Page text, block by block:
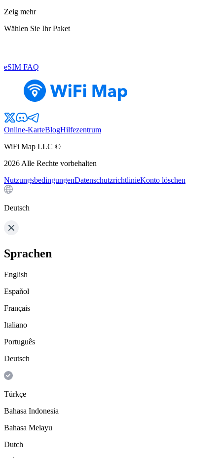
Zeig mehr
Wählen Sie Ihr Paket
eSIM FAQ
Online-KarteBlogHilfezentrum
WiFi Map LLC ©
2026 Alle Rechte vorbehalten
NutzungsbedingungenDatenschutzrichtlinieKonto löschen
Deutsch
Sprachen
English
Español
Français
Italiano
Português
Deutsch
Türkçe
Bahasa Indonesia
Bahasa Melayu
Dutch